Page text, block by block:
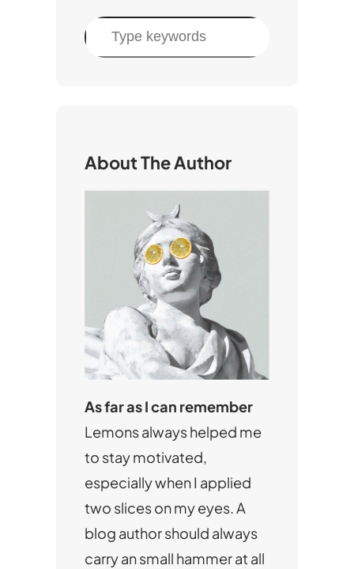
C
e
About The Author
As far as I can remember
Lemons always helped me
to stay motivated,
especially when I applied
two slices on my eyes. A
blog author should always
carry an small hammer at all